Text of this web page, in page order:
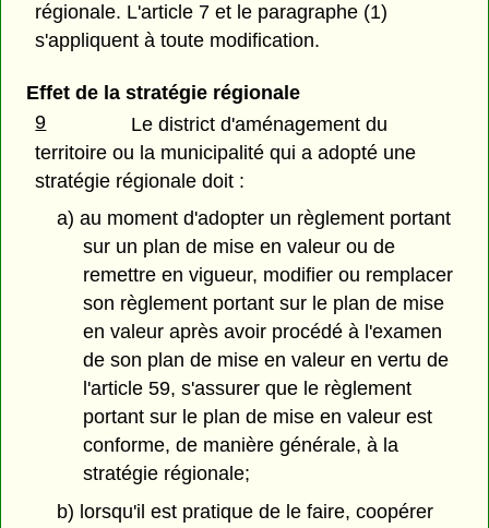
régionale. L'article 7 et le paragraphe (1)
s'appliquent à toute modification.
Effet de la stratégie régionale
9
Le district d'aménagement du
territoire ou la municipalité qui a adopté une
stratégie régionale doit :
a) au moment d'adopter un règlement portant
sur un plan de mise en valeur ou de
remettre en vigueur, modifier ou remplacer
son règlement portant sur le plan de mise
en valeur après avoir procédé à l'examen
de son plan de mise en valeur en vertu de
l'article 59, s'assurer que le règlement
portant sur le plan de mise en valeur est
conforme, de manière générale, à la
stratégie régionale;
b) lorsqu'il est pratique de le faire, coopérer